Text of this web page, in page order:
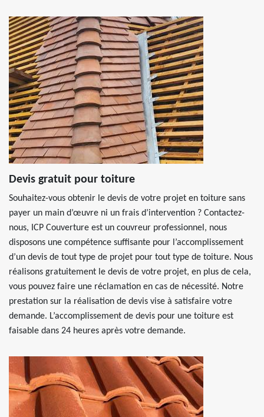
Devis gratuit pour toiture
Souhaitez-vous obtenir le devis de votre projet en toiture sans
payer un main d’œuvre ni un frais d’intervention ? Contactez-
nous, ICP Couverture est un couvreur professionnel, nous
disposons une compétence suffisante pour l’accomplissement
d’un devis de tout type de projet pour tout type de toiture. Nous
réalisons gratuitement le devis de votre projet, en plus de cela,
vous pouvez faire une réclamation en cas de nécessité. Notre
prestation sur la réalisation de devis vise à satisfaire votre
demande. L’accomplissement de devis pour une toiture est
faisable dans 24 heures après votre demande.